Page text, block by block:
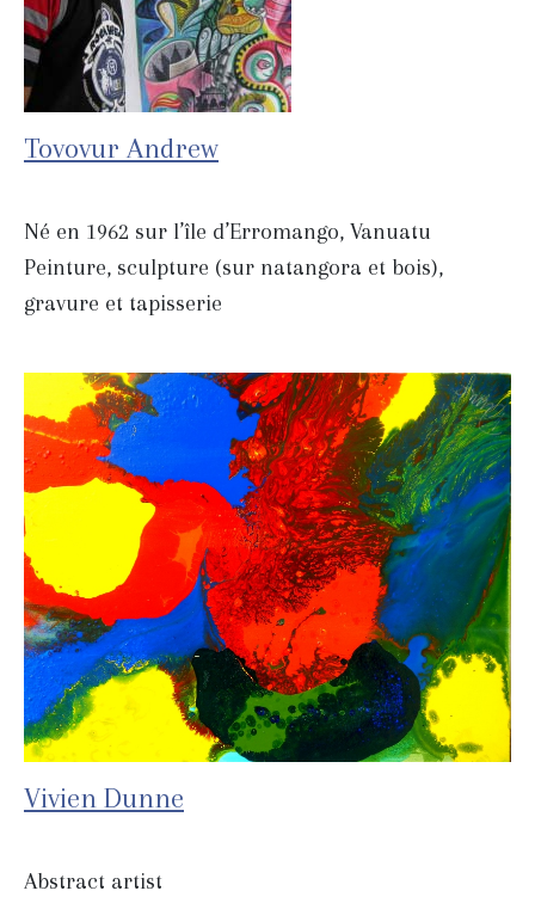
Tovovur Andrew
Né en 1962 sur l’île d’Erromango, Vanuatu
Peinture, sculpture (sur natangora et bois),
gravure et tapisserie
Vivien Dunne
Abstract artist